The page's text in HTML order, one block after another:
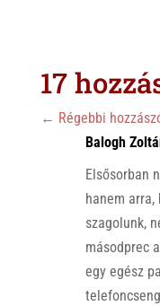
A
p
o
o
k
17
← Régebbi
Balogh
Elsősorban
hanem
szagolunk,
másodprec
egy egész